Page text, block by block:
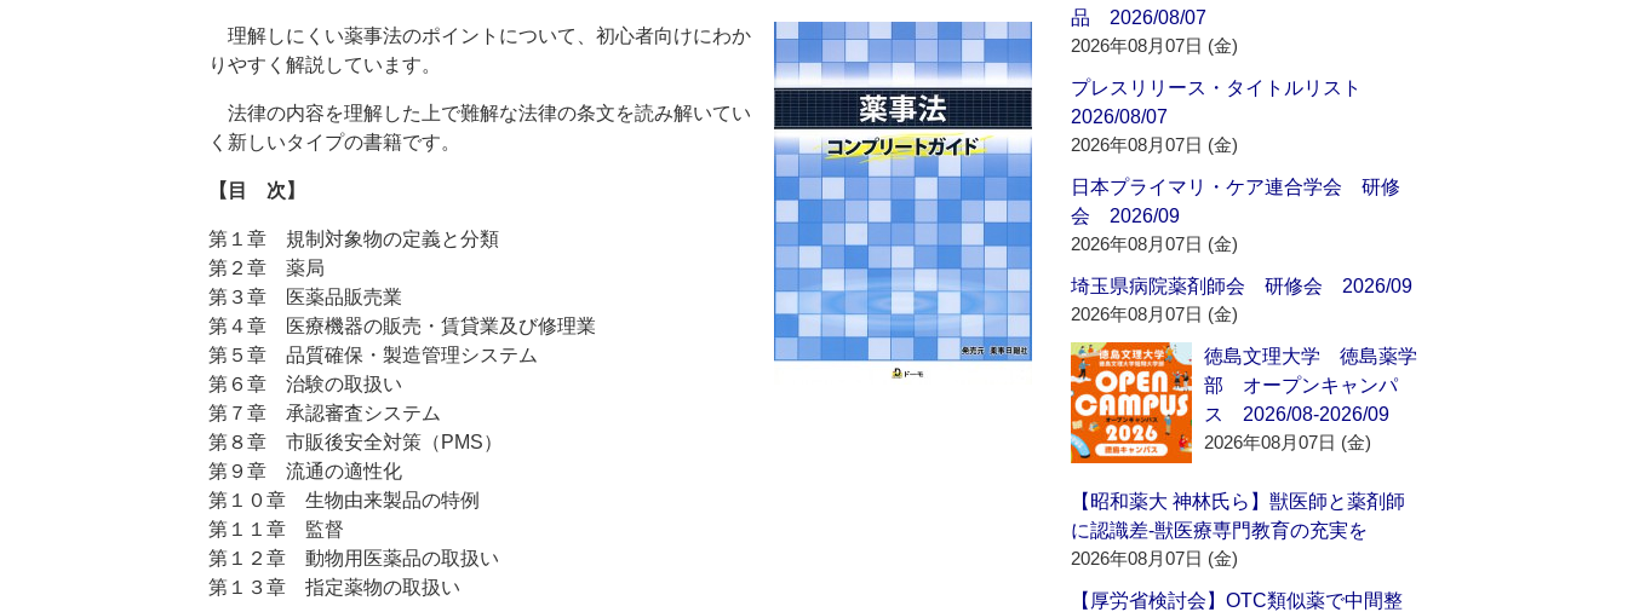
理解しにくい薬事法のポイントについて、初心者向けにわか
りやすく解説しています。
法律の内容を理解した上で難解な法律の条文を読み解いてい
く新しいタイプの書籍です。
【目 次】
第１章 規制対象物の定義と分類
第２章 薬局
第３章 医薬品販売業
第４章 医療機器の販売・賃貸業及び修理業
第５章 品質確保・製造管理システム
第６章 治験の取扱い
第７章 承認審査システム
第８章 市販後安全対策（PMS）
第９章 流通の適性化
第１０章 生物由来製品の特例
第１１章 監督
第１２章 動物用医薬品の取扱い
第１３章 指定薬物の取扱い
品 2026/08/07
2026年08月07日 (金)
プレスリリース・タイトルリスト
2026/08/07
2026年08月07日 (金)
日本プライマリ・ケア連合学会 研修
会 2026/09
2026年08月07日 (金)
埼玉県病院薬剤師会 研修会 2026/09
2026年08月07日 (金)
徳島文理大学 徳島薬学
部 オープンキャンパ
ス 2026/08-2026/09
2026年08月07日 (金)
【昭和薬大 神林氏ら】獣医師と薬剤師
に認識差‐獣医療専門教育の充実を
2026年08月07日 (金)
【厚労省検討会】OTC類似薬で中間整